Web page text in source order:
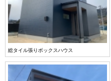
総タイル張りボックスハウス